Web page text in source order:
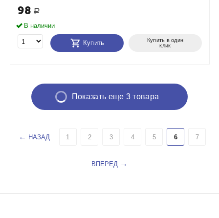
98 Р
В наличии
Купить
Купить в один
клик
Показать еще 3 товара
НАЗАД 1 2 3 4 5 6 7
ВПЕРЕД